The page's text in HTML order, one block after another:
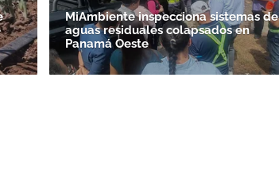
a nuestro boletín.
MiAmbiente inspecciona sistemas de
aguas residuales colapsados en
Panamá Oeste